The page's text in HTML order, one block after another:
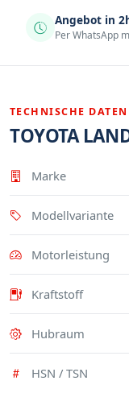
Angebot in
Per WhatsApp
TECHNISCHE DATEN
TOYOTA
Eigenschaft
Marke
Modellvariante
Motorleistung
Kraftstoff
Hubraum
HSN / TSN